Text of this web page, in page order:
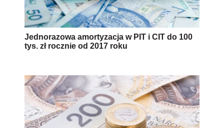
Jednorazowa amortyzacja w PIT i CIT do 100
tys. zł rocznie od 2017 roku